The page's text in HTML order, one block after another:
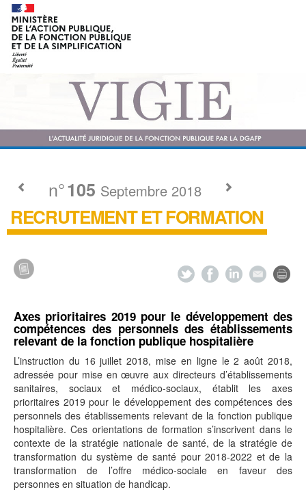
n°105 Septembre 2018
RECRUTEMENT ET FORMATION
Axes prioritaires 2019 pour le développement des
compétences des personnels des établissements
relevant de la fonction publique hospitalière
L’instruction du 16 juillet 2018, mise en ligne le 2 août 2018,
adressée pour mise en œuvre aux directeurs d’établissements
sanitaires, sociaux et médico-sociaux, établit les axes
prioritaires 2019 pour le développement des compétences des
personnels des établissements relevant de la fonction publique
hospitalière. Ces orientations de formation s’inscrivent dans le
contexte de la stratégie nationale de santé, de la stratégie de
transformation du système de santé pour 2018-2022 et de la
transformation de l’offre médico-sociale en faveur des
personnes en situation de handicap.